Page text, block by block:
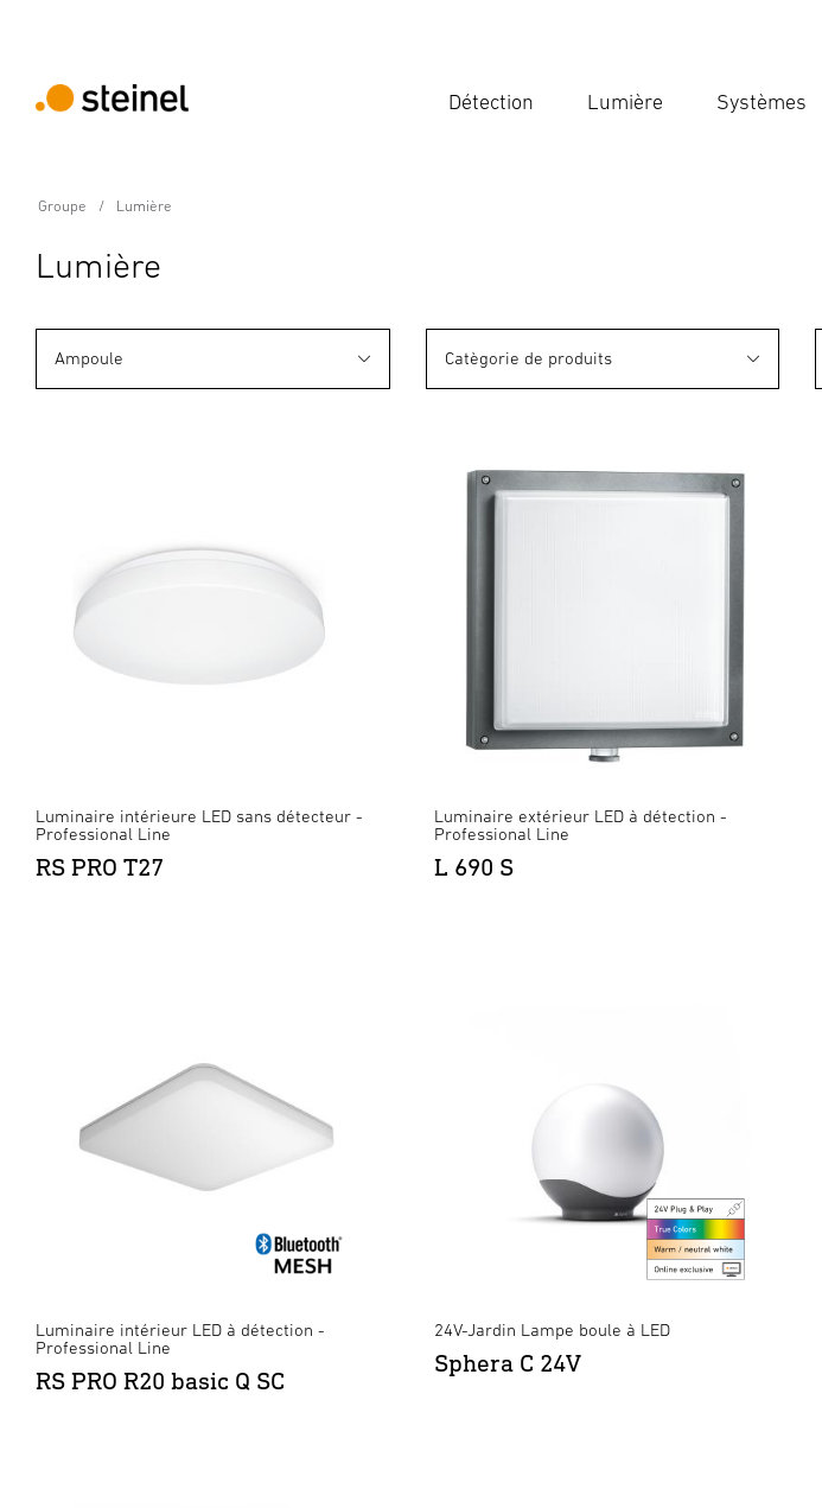
Détection Lumière Systèmes
Groupe Lumière
Lumière
Ampoule Catègorie de produits
Luminaire intérieure LED sans détecteur -
Professional Line
RS PRO T27
Luminaire extérieur LED à détection -
Professional Line
L 690 S
Luminaire intérieur LED à détection -
Professional Line
RS PRO R20 basic Q SC
24V-Jardin Lampe boule à LED
Sphera C 24V